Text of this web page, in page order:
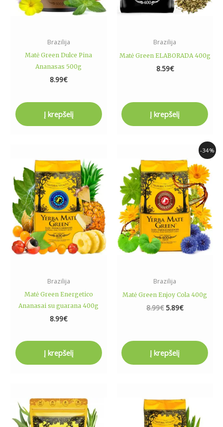
Brazilija
Matė Green Dulce Pina
Ananasas 500g
8.99€
Į krepšelį
Brazilija
Matė Green ELABORADA 400g
8.59€
Į krepšelį
Brazilija
Matė Green Energetico
Ananasai su guarana 400g
8.99€
Į krepšelį
-34%
Brazilija
Matė Green Enjoy Cola 400g
8.99€
was:
8.99€.
5.89€
Current
is:
5.89€.
Į krepšelį